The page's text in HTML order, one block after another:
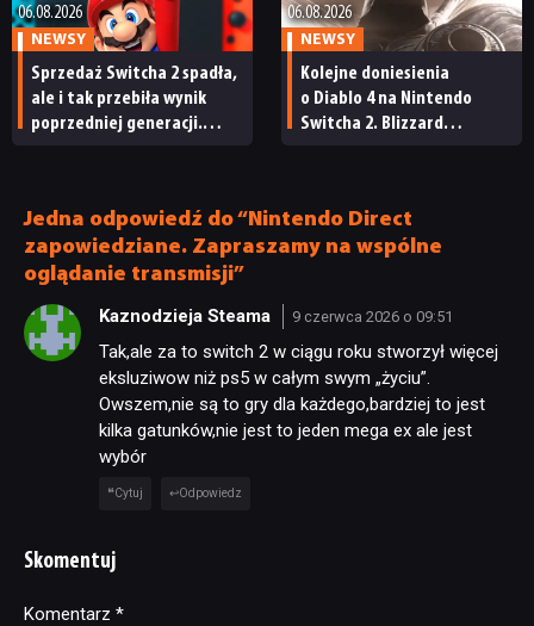
06.08.2026
NEWSY
Sprzedaż Switcha 2 spadła,
ale i tak przebiła wynik
poprzedniej generacji.
06.08.2026
NEWSY
Kolejne doniesienia
o Diablo 4 na Nintendo
Switcha 2. Blizzard
Jedna odpowiedź do “Nintendo Direct
zapowiedziane. Zapraszamy na wspólne
oglądanie transmisji”
Kaznodzieja Steama 9 czerwca 2026 o 09:51
Tak,ale za to switch 2 w ciągu roku stworzył więcej
eksluziwow niż ps5 w całym swym „życiu”.
Owszem,nie są to gry dla każdego,bardziej to jest
kilka gatunków,nie jest to jeden mega ex ale jest
wybór
Cytuj Odpowiedz
Skomentuj
Komentarz *
Alternative: